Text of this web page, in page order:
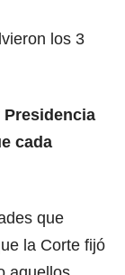
los 3
cada
que
la Corte fijó